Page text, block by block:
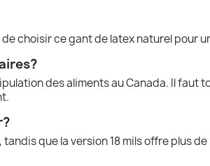
choisir ce gant de latex naturel pour
des aliments au Canada. Il faut
que la version 18 mils offre plus